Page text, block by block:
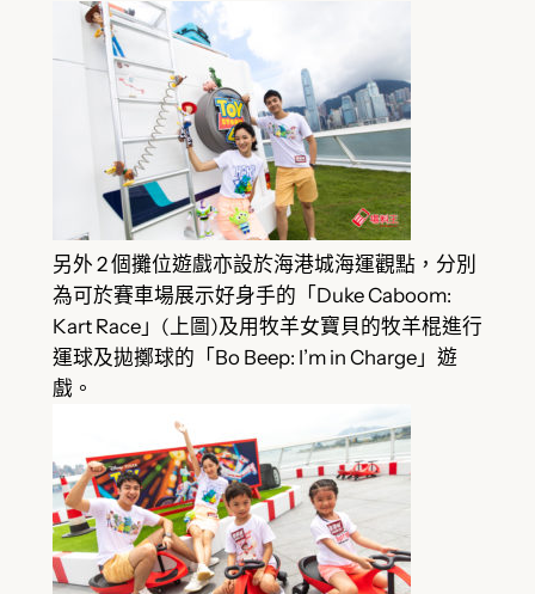
另外 2 個攤位遊戲亦設於海港城海運觀點，分別
為可於賽車場展示好身手的「Duke Caboom:
Kart Race」(上圖)及用牧羊女寶貝的牧羊棍進行
運球及拋擲球的「Bo Beep: I’m in Charge」遊
戲。